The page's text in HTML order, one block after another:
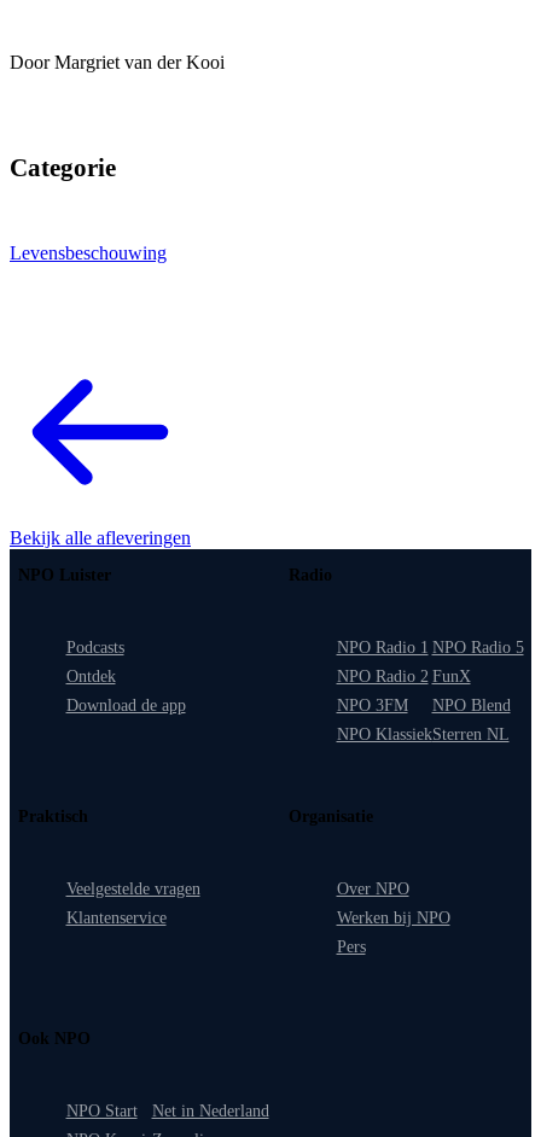
Door Margriet van der Kooi
Categorie
Levensbeschouwing
Bekijk alle afleveringen
NPO Luister
Podcasts
Ontdek
Download de app
Radio
NPO Radio 1
NPO Radio 2
NPO 3FM
NPO Klassiek
NPO Radio 5
FunX
NPO Blend
Sterren NL
Praktisch
Veelgestelde vragen
Klantenservice
Organisatie
Over NPO
Werken bij NPO
Pers
Ook NPO
NPO Start
Net in Nederland